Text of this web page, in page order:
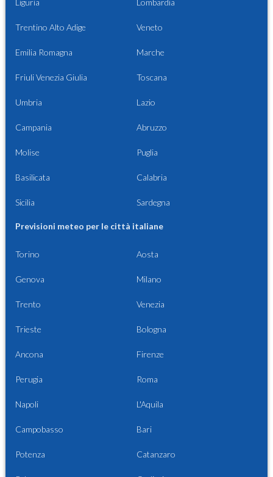
Liguria Lombardia
Trentino Alto Adige Veneto
Emilia Romagna Marche
Friuli Venezia Giulia Toscana
Umbria Lazio
Campania Abruzzo
Molise Puglia
Basilicata Calabria
Sicilia Sardegna
Previsioni meteo per le città italiane
Torino Aosta
Genova Milano
Trento Venezia
Trieste Bologna
Ancona Firenze
Perugia Roma
Napoli L'Aquila
Campobasso Bari
Potenza Catanzaro